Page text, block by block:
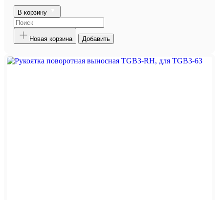
В корзину
Новая корзина Добавить